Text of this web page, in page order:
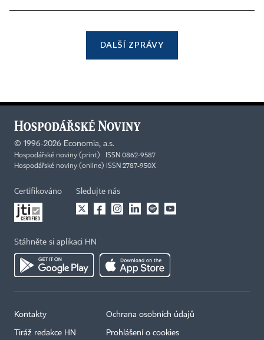
DALŠÍ ZPRÁVY
© 1996-2026 Economia, a.s.
Hospodářské noviny (print) ISSN 0862-9587
Hospodářské noviny (online) ISSN 2787-950X
Certifikováno Sledujte nás
Stáhněte si aplikaci HN
Kontakty
Tiráž redakce HN
Ochrana osobních údajů
Prohlášení o cookies